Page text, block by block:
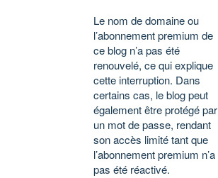
Le nom de domaine ou
l’abonnement premium de
ce blog n’a pas été
renouvelé, ce qui explique
cette interruption. Dans
certains cas, le blog peut
également être protégé par
un mot de passe, rendant
son accès limité tant que
l’abonnement premium n’a
pas été réactivé.